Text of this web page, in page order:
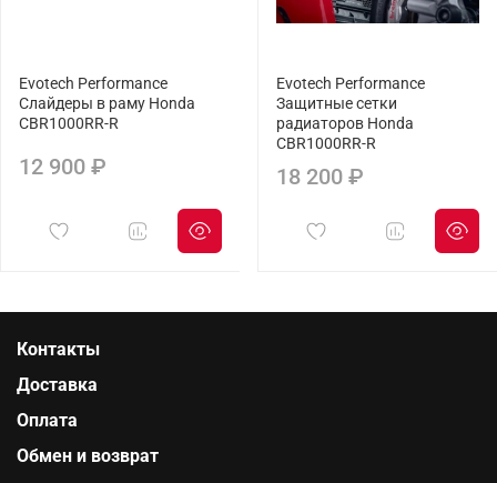
Evotech Performance
Слайдеры в раму Honda
CBR1000RR-R
12 900 ₽
Evotech Performance
Защитные сетки
радиаторов Honda
CBR1000RR-R
18 200 ₽
Контакты
Доставка
Оплата
Обмен и возврат